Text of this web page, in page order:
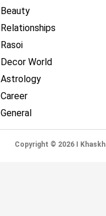
Beauty
Relationships
Rasoi
Decor World
Astrology
Career
General
Copyright © 2026 I